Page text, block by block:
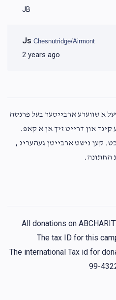
JB
Js Chesnutridge/Airmont
2 years ago
א שווערע ארבייטער בעל פרנסה
און דרייט זיך אן א קאפ.
קען נישט ארבייטן געהעריג ,
החתונה.
All donations on
The tax ID for this
The international Tax id for
99-